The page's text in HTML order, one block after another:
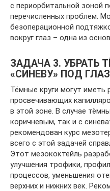
с периорбитальной зоной
перечисленных проблем.
безоперационной
вокруг глаз – одна из
ЗАДАЧА 3. УБРАТЬ
«СИНЕВУ» ПОД
Тёмные круги могут иметь
просвечивающих
в этой зоне. В случае
коричневым, так и с
рекомендован курс
всего с этой задачей
Этот мезококтейль
улучшения трофики,
процессов, уменьшения
верхних и нижних век.